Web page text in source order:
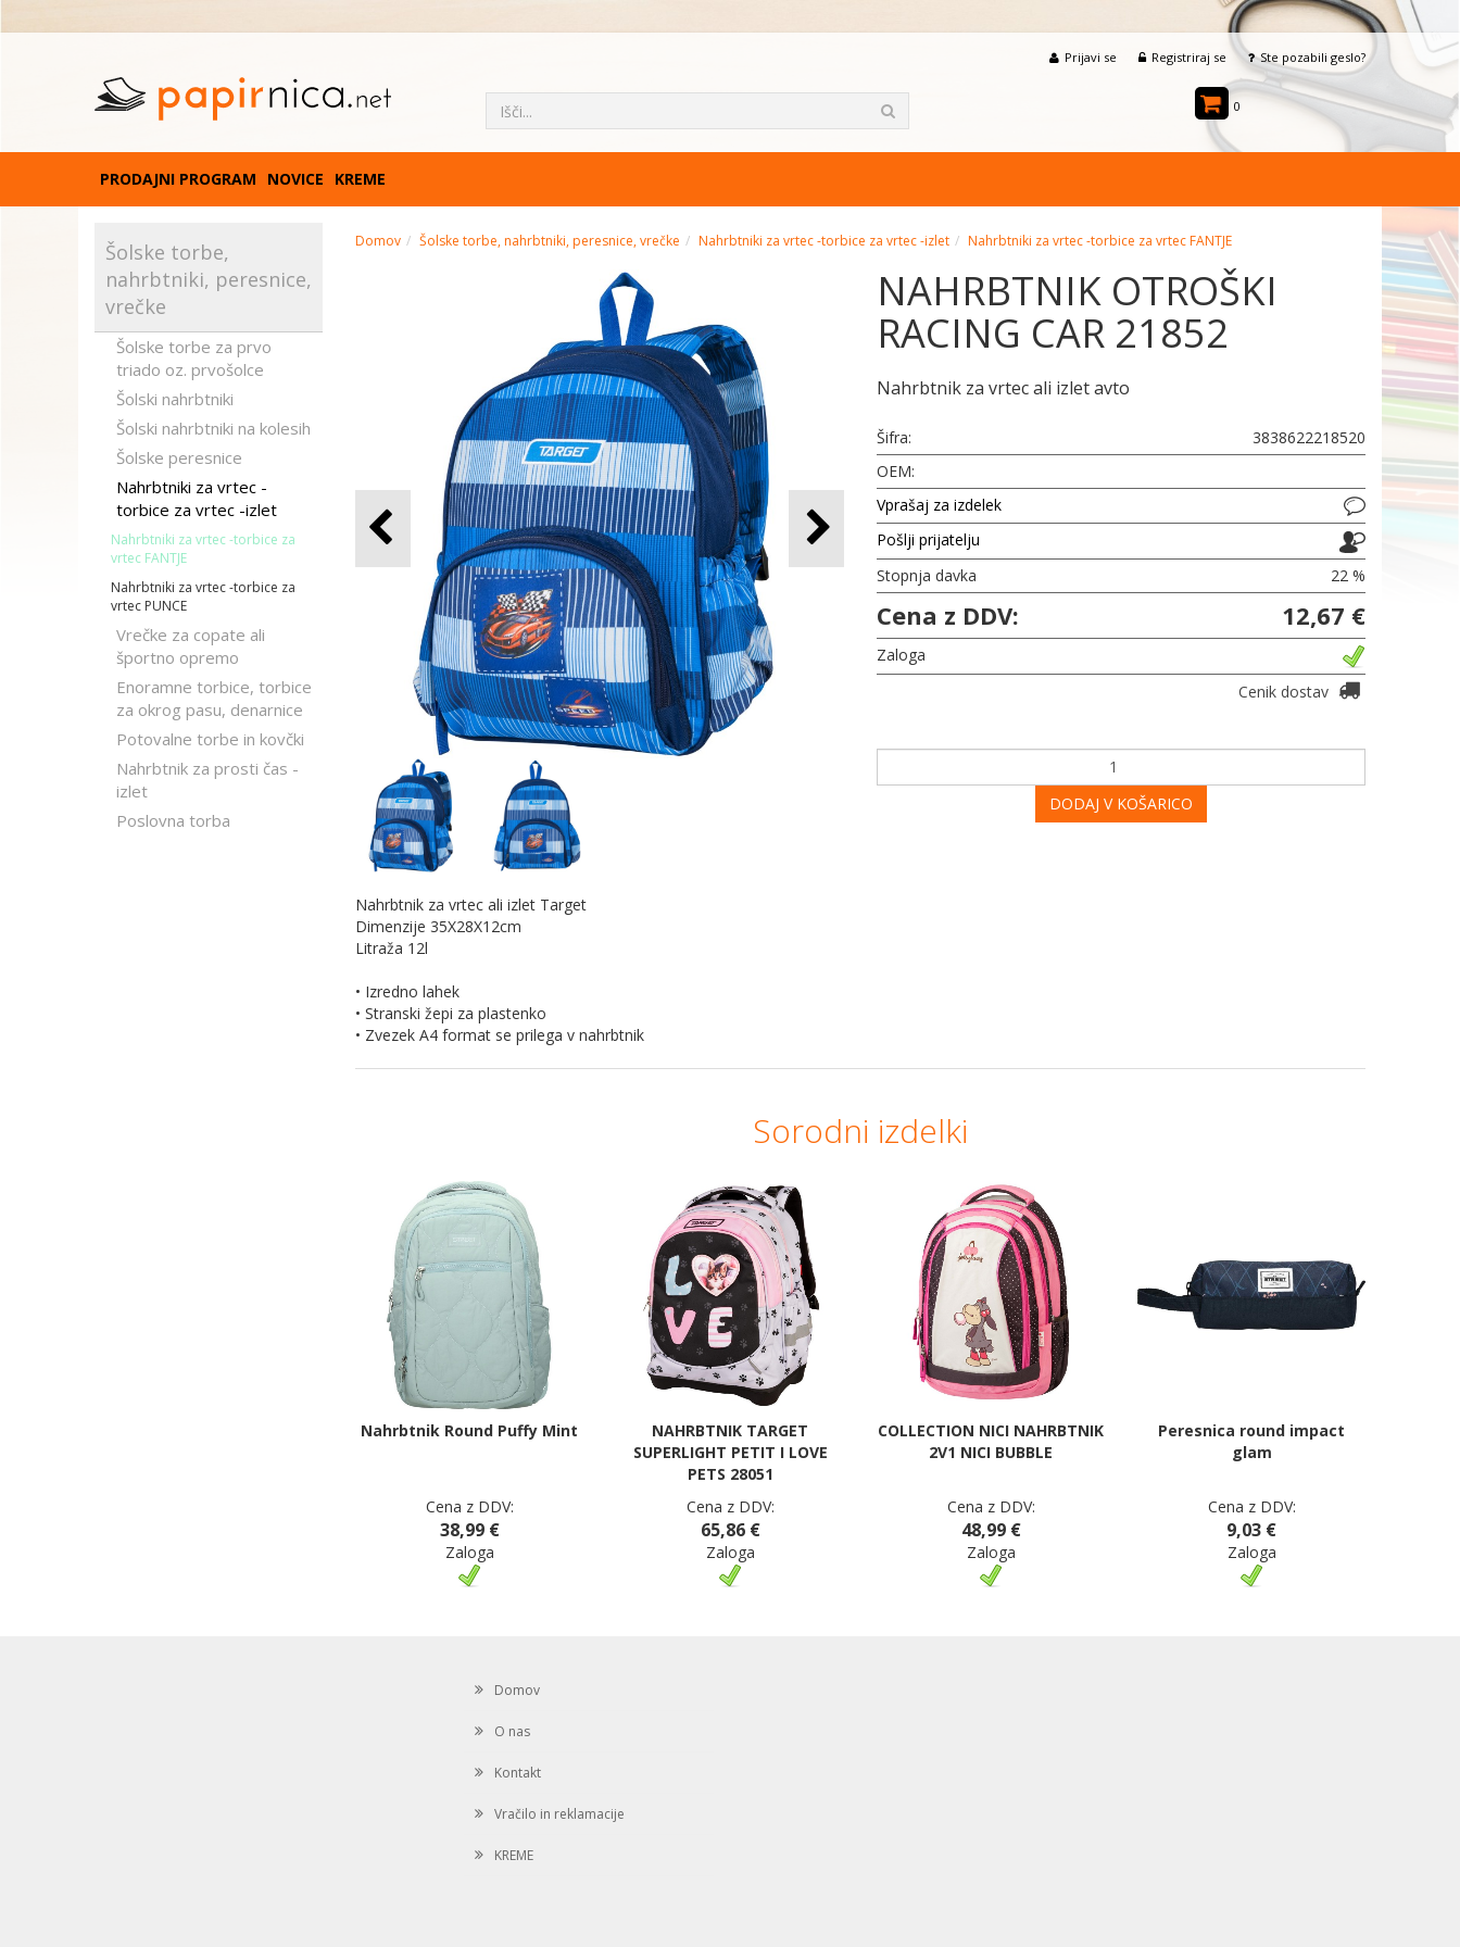
Prijavi se Registriraj se Ste pozabili geslo?
0
PRODAJNI PROGRAM NOVICE KREME
Šolske torbe,
nahrbtniki, peresnice,
vrečke
Šolske torbe za prvo
triado oz. prvošolce
Šolski nahrbtniki
Šolski nahrbtniki na kolesih
Šolske peresnice
Nahrbtniki za vrtec -
torbice za vrtec -izlet
Nahrbtniki za vrtec -torbice za
vrtec FANTJE
Nahrbtniki za vrtec -torbice za
vrtec PUNCE
Vrečke za copate ali
športno opremo
Enoramne torbice, torbice
za okrog pasu, denarnice
Potovalne torbe in kovčki
Nahrbtnik za prosti čas -
izlet
Poslovna torba
Domov Šolske torbe, nahrbtniki, peresnice, vrečke Nahrbtniki za vrtec -torbice za vrtec -izlet Nahrbtniki za vrtec -torbice za vrtec FANTJE
NAHRBTNIK OTROŠKI
RACING CAR 21852
Nahrbtnik za vrtec ali izlet avto
Šifra:
3838622218520
OEM:
Vprašaj za izdelek
Pošlji prijatelju
Stopnja davka
22 %
Cena z DDV: 12,67 €
Zaloga
Cenik dostav
DODAJ V KOŠARICO
Nahrbtnik za vrtec ali izlet Target
Dimenzije 35X28X12cm
Litraža 12l
• Izredno lahek
• Stranski žepi za plastenko
• Zvezek A4 format se prilega v nahrbtnik
Sorodni izdelki
Nahrbtnik Round Puffy Mint
Cena z DDV:
38,99 €
Zaloga
NAHRBTNIK TARGET
SUPERLIGHT PETIT I LOVE
PETS 28051
Cena z DDV:
65,86 €
Zaloga
COLLECTION NICI NAHRBTNIK
2V1 NICI BUBBLE
Cena z DDV:
48,99 €
Zaloga
Peresnica round impact
glam
Cena z DDV:
9,03 €
Zaloga
Domov
O nas
Kontakt
Vračilo in reklamacije
KREME